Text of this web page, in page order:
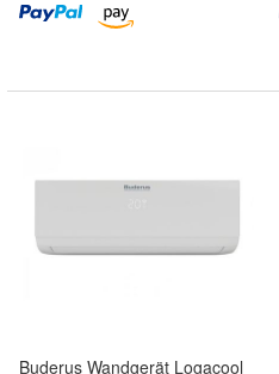
Buderus Wandgerät Logacool